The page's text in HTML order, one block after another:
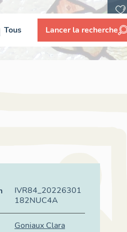
Tous Lancer la recherche
IVR84_20226301
182NUC4A
Goniaux Clara